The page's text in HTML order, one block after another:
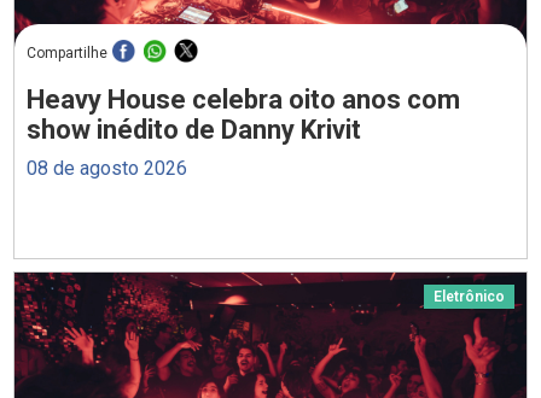
Compartilhe
Heavy House celebra oito anos com
show inédito de Danny Krivit
08 de agosto 2026
Eletrônico